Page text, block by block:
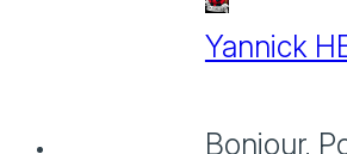
Yannick
Bonjour,